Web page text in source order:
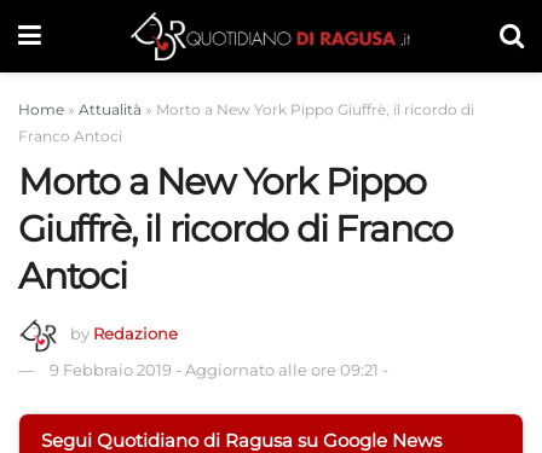
Home » Attualità » Morto a New York Pippo Giuffrè, il ricordo di
Franco Antoci
Morto a New York Pippo
Giuffrè, il ricordo di Franco
Antoci
by Redazione
9 Febbraio 2019 - Aggiornato alle ore 09:21 -
Segui Quotidiano di Ragusa su Google News